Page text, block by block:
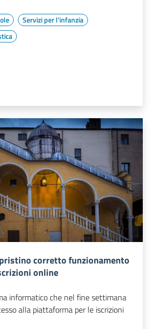
Servizi per l'infanzia
corretto funzionamento
online
informatico che nel fine settimana
alla piattaforma per le iscrizioni